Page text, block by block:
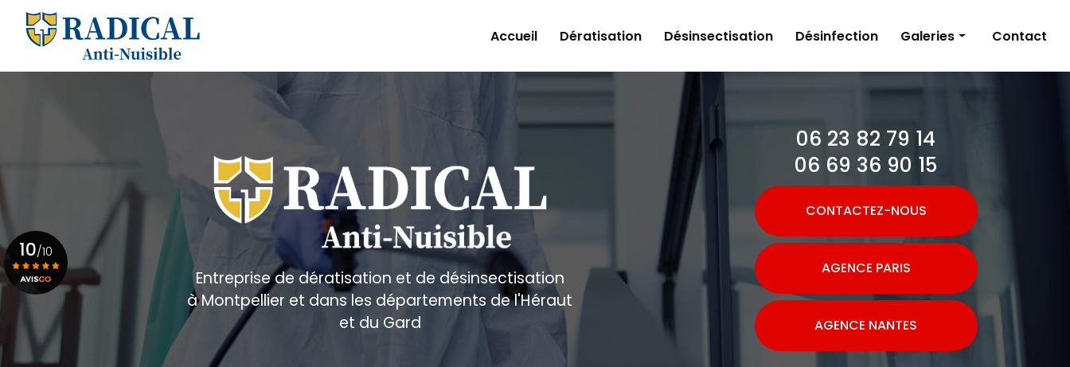
contenu
Accueil Dératisation Désinsectisation Désinfection Galeries
Dératisation
Désinfection
Contact
Entreprise de dératisation et de désinsectisation
à Montpellier et dans les départements de l'Héraut
et du Gard
06 23 82 79 14
06 69 36 90 15
CONTACTEZ-NOUS
AGENCE PARIS
AGENCE NANTES
10/10
Voir le certificat